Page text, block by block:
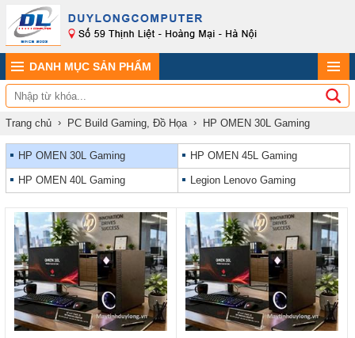
DANH MỤC SẢN PHẨM
Trang chủ PC Build Gaming, Đồ Họa HP OMEN 30L Gaming
HP OMEN 30L Gaming HP OMEN 45L Gaming
HP OMEN 40L Gaming Legion Lenovo Gaming